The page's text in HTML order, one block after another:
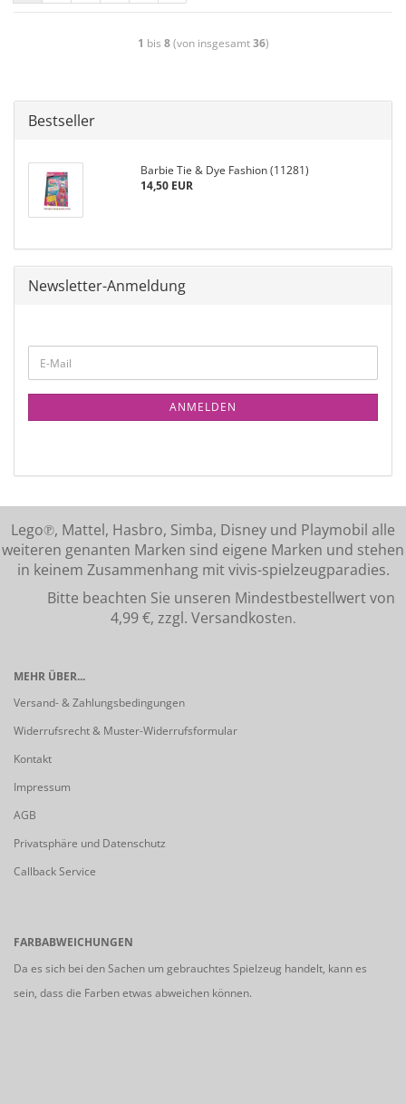
1 bis 8(von insgesamt36)
Bestseller
Barbie Tie & Dye Fashion (11281)
14,50 EUR
Newsletter-Anmeldung
ANMELDEN
Lego℗, Mattel, Hasbro, Simba, Disney und Playmobil alle
weiteren genanten Marken sind eigene Marken und stehen
in keinem Zusammenhang mit vivis-spielzeugparadies.
Bitte beachten Sie unseren Mindestbestellwert von
4,99 €, zzgl. Versandkosten.
MEHR ÜBER...
Versand- & Zahlungsbedingungen
Widerrufsrecht & Muster-Widerrufsformular
Kontakt
Impressum
AGB
Privatsphäre und Datenschutz
Callback Service
FARBABWEICHUNGEN
Da es sich bei den Sachen um gebrauchtes Spielzeug handelt, kann es
sein, dass die Farben etwas abweichen können.